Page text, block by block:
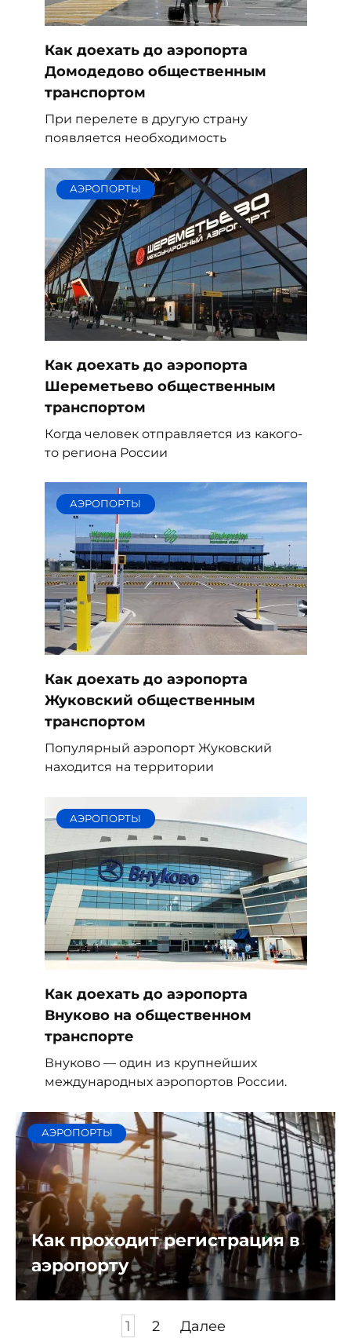
Как доехать до аэропорта
Домодедово общественным
транспортом
При перелете в другую страну
появляется необходимость
АЭРОПОРТЫ
Как доехать до аэропорта
Шереметьево общественным
транспортом
Когда человек отправляется из какого-
то региона России
АЭРОПОРТЫ
Как доехать до аэропорта
Жуковский общественным
транспортом
Популярный аэропорт Жуковский
находится на территории
АЭРОПОРТЫ
Как доехать до аэропорта
Внуково на общественном
транспорте
Внуково — один из крупнейших
международных аэропортов России.
АЭРОПОРТЫ
Как проходит регистрация в
аэропорту
1 2 Далее